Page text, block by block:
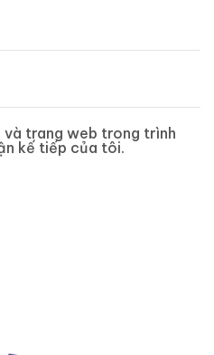
và trang web trong trình
kế tiếp của tôi.